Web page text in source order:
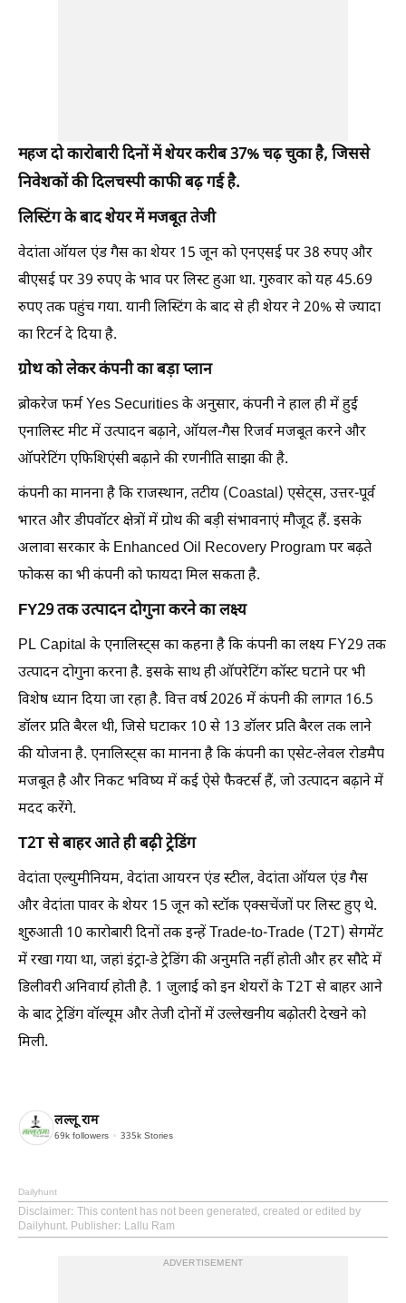
महज दो कारोबारी दिनों में शेयर करीब 37% चढ़ चुका है, जिससे
निवेशकों की दिलचस्पी काफी बढ़ गई है.
लिस्टिंग के बाद शेयर में मजबूत तेजी
वेदांता ऑयल एंड गैस का शेयर 15 जून को एनएसई पर 38 रुपए और
बीएसई पर 39 रुपए के भाव पर लिस्ट हुआ था. गुरुवार को यह 45.69
रुपए तक पहुंच गया. यानी लिस्टिंग के बाद से ही शेयर ने 20% से ज्यादा
का रिटर्न दे दिया है.
ग्रोथ को लेकर कंपनी का बड़ा प्लान
ब्रोकरेज फर्म Yes Securities के अनुसार, कंपनी ने हाल ही में हुई
एनालिस्ट मीट में उत्पादन बढ़ाने, ऑयल-गैस रिजर्व मजबूत करने और
ऑपरेटिंग एफिशिएंसी बढ़ाने की रणनीति साझा की है.
कंपनी का मानना है कि राजस्थान, तटीय (Coastal) एसेट्स, उत्तर-पूर्व
भारत और डीपवॉटर क्षेत्रों में ग्रोथ की बड़ी संभावनाएं मौजूद हैं. इसके
अलावा सरकार के Enhanced Oil Recovery Program पर बढ़ते
फोकस का भी कंपनी को फायदा मिल सकता है.
FY29 तक उत्पादन दोगुना करने का लक्ष्य
PL Capital के एनालिस्ट्स का कहना है कि कंपनी का लक्ष्य FY29 तक
उत्पादन दोगुना करना है. इसके साथ ही ऑपरेटिंग कॉस्ट घटाने पर भी
विशेष ध्यान दिया जा रहा है. वित्त वर्ष 2026 में कंपनी की लागत 16.5
डॉलर प्रति बैरल थी, जिसे घटाकर 10 से 13 डॉलर प्रति बैरल तक लाने
की योजना है. एनालिस्ट्स का मानना है कि कंपनी का एसेट-लेवल रोडमैप
मजबूत है और निकट भविष्य में कई ऐसे फैक्टर्स हैं, जो उत्पादन बढ़ाने में
मदद करेंगे.
T2T से बाहर आते ही बढ़ी ट्रेडिंग
वेदांता एल्युमीनियम, वेदांता आयरन एंड स्टील, वेदांता ऑयल एंड गैस
और वेदांता पावर के शेयर 15 जून को स्टॉक एक्सचेंजों पर लिस्ट हुए थे.
शुरुआती 10 कारोबारी दिनों तक इन्हें Trade-to-Trade (T2T) सेगमेंट
में रखा गया था, जहां इंट्रा-डे ट्रेडिंग की अनुमति नहीं होती और हर सौदे में
डिलीवरी अनिवार्य होती है. 1 जुलाई को इन शेयरों के T2T से बाहर आने
के बाद ट्रेडिंग वॉल्यूम और तेजी दोनों में उल्लेखनीय बढ़ोतरी देखने को
मिली.
लल्लू राम
69k followers 335k Stories
Dailyhunt
Disclaimer: This content has not been generated, created or edited by
Dailyhunt. Publisher: Lallu Ram
ADVERTISEMENT